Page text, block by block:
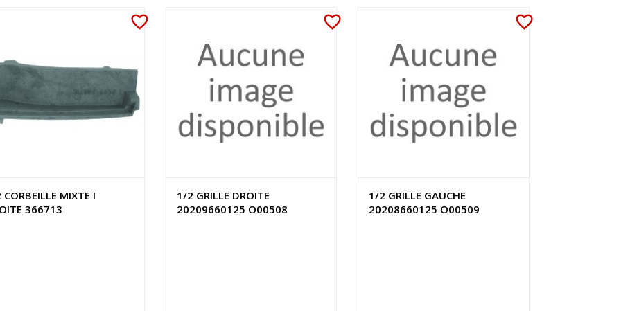
favorite_border
MIXTE I
366713
favorite_border
1/2 GRILLE DROITE
20209660125 O00508
favorite_border
1/2 GRILLE GAUCHE
20208660125 O00509